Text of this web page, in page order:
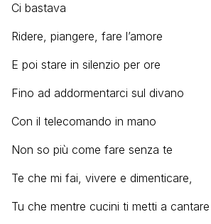
Ci bastava
Ridere, piangere, fare l’amore
E poi stare in silenzio per ore
Fino ad addormentarci sul divano
Con il telecomando in mano
Non so più come fare senza te
Te che mi fai, vivere e dimenticare,
Tu che mentre cucini ti metti a cantare